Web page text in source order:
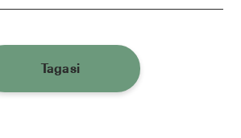
Tagasi